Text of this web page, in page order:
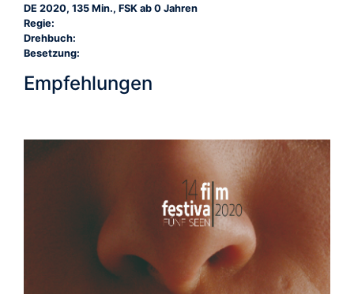
DE 2020, 135 Min., FSK ab 0 Jahren
Regie:
Drehbuch:
Besetzung:
Empfehlungen